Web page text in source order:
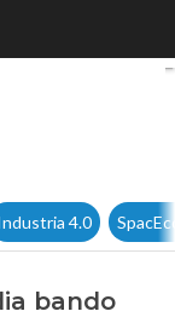
in
4.0
bando